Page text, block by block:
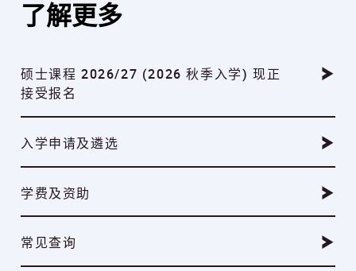
了解更多
硕士课程 2026/27 (2026 秋季入学) 现正
接受报名
入学申请及遴选
学费及资助
常见查询